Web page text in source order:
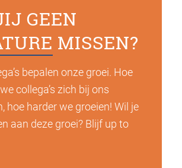
GEEN
MISSEN?
bepalen onze groei. Hoe
collega’s zich bij ons
hoe harder we groeien! Wil je
aan deze groei? Blijf up to